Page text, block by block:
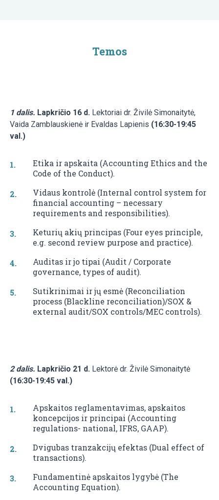
Temos
1 dalis. Lapkričio 16 d. Lektoriai dr. Živilė Simonaitytė,
Vaida Zamblauskienė ir Evaldas Lapienis (16:30-19:45
val.)
Etika ir apskaita (Accounting Ethics and the
Code of the Conduct).
Vidaus kontrolė (Internal control system for
financial accounting – necessary
requirements and responsibilities).
Keturių akių principas (Four eyes principle,
e.g. second review purpose and practice).
Auditas ir jo tipai (Audit / Corporate
governance, types of audit).
Sutikrinimai ir jų esmė (Reconciliation
process (Blackline reconciliation)/SOX &
external audit/SOX controls/MEC controls).
2 dalis. Lapkričio 21 d. Lektorė dr. Živilė Simonaitytė
(16:30-19:45 val.)
Apskaitos reglamentavimas, apskaitos
koncepcijos ir principai (Accounting
regulations- national, IFRS, GAAP).
Dvigubas tranzakcijų efektas (Dual effect of
transactions).
Fundamentinė apskaitos lygybė (The
Accounting Equation).